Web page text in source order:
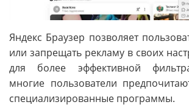
Яндекс Браузер позволяет
или запрещать рекламу в своих
для более эффективной
многие пользователи
специализированные программы.